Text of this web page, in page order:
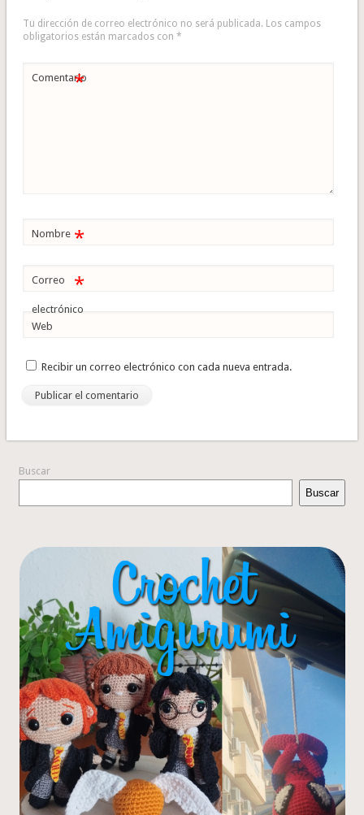
Tu dirección de correo electrónico no será publicada. Los campos
obligatorios están marcados con *
Comentario
*
Nombre *
Correo
electrónico
*
Web
Recibir un correo electrónico con cada nueva entrada.
Buscar
Buscar